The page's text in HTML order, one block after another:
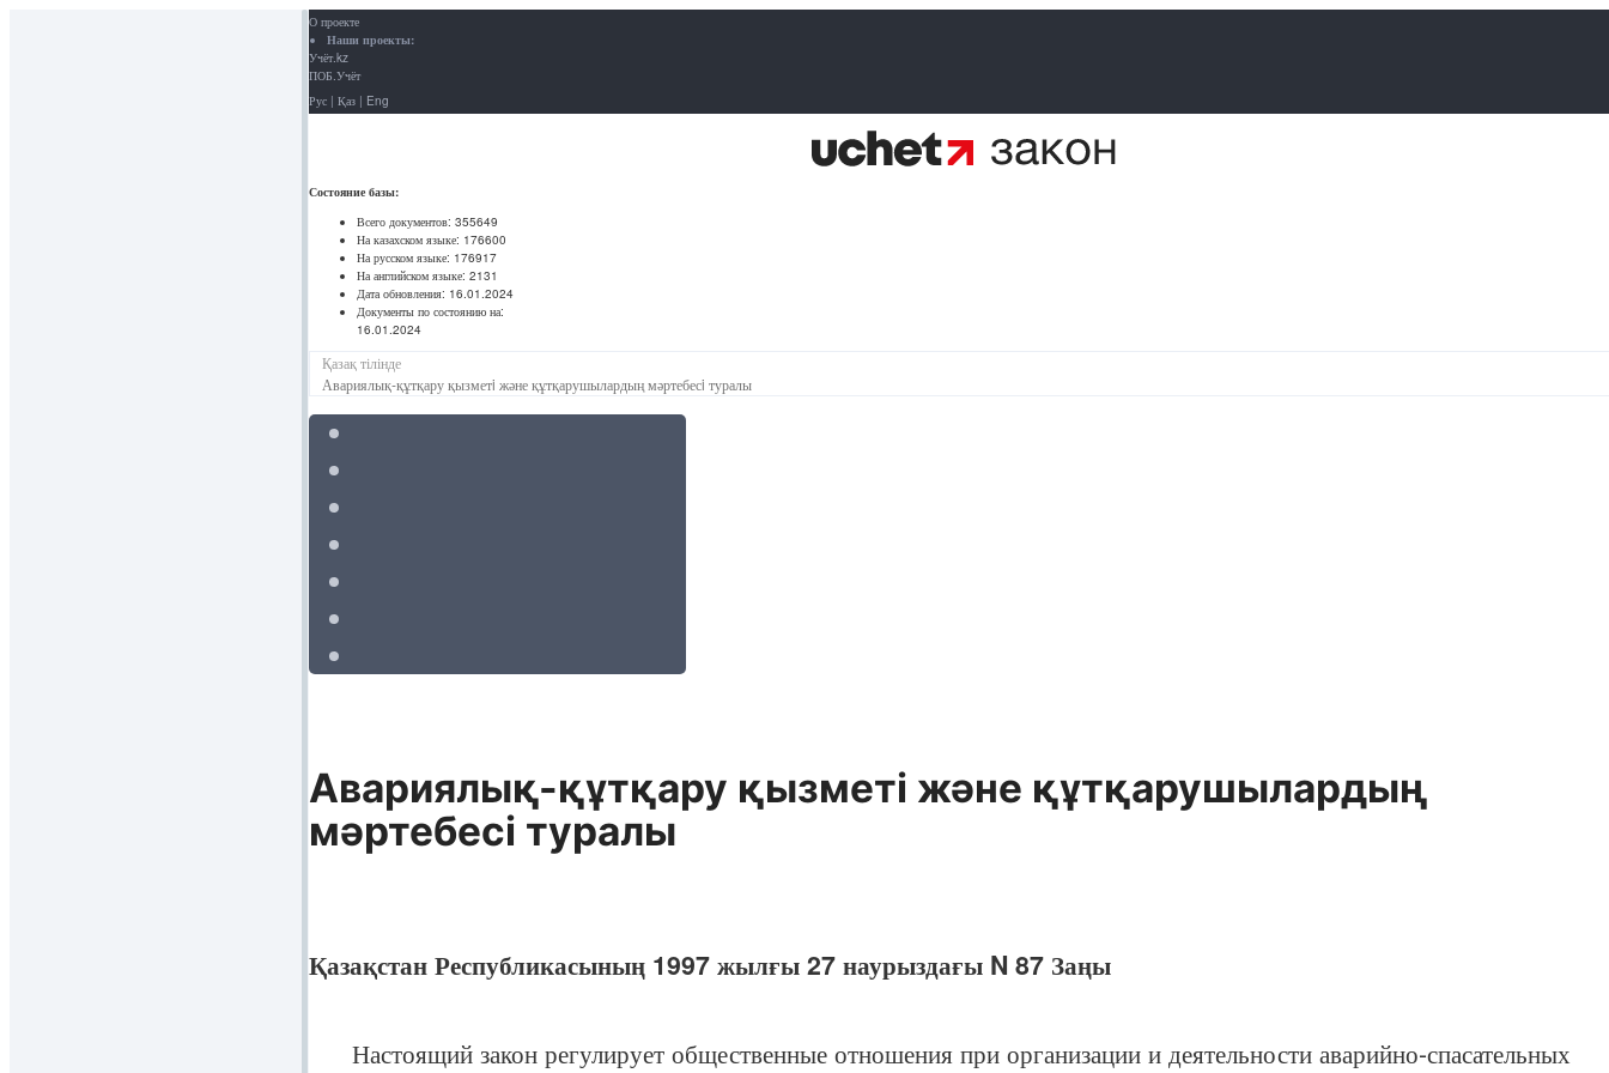
О проекте
Наши проекты:
Учёт.kz
ПОБ.Учёт
Рус | Қаз | Eng
Состояние базы:
Всего документов: 355649
На казахском языке: 176600
На русском языке: 176917
На английском языке: 2131
Дата обновления: 16.01.2024
Документы по состоянию на:
16.01.2024
Қазақ тілінде
Авариялық-құтқару қызметi және құтқарушылардың мәртебесi туралы
Авариялық-құтқару қызметi және құтқарушылардың
мәртебесi туралы
Қазақстан Республикасының 1997 жылғы 27 наурыздағы N 87 Заңы
Настоящий закон регулирует общественные отношения при организации и деятельности аварийно-спасательных